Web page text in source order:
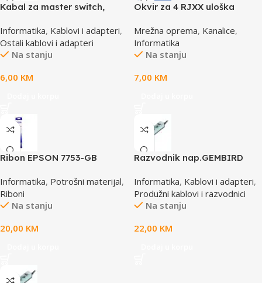
Kabal za master switch,
GEMBIRD
Informatika, Kablovi i adapteri,
Ostali kablovi i adapteri
Na stanju
6,00 KM
Okvir za 4 RJXX uloška
Mrežna oprema, Kanalice,
Informatika
Na stanju
7,00 KM
Ribon EPSON 7753-GB
/4X0/5X0/8X0 (A4)S015633
Informatika, Potrošni materijal,
Riboni
Na stanju
20,00 KM
Razvodnik nap.GEMBIRD
prekidač, 1,8M, osigurač,
prenaponska zaštita
Informatika, Kablovi i adapteri,
Produžni kablovi i razvodnici
Na stanju
22,00 KM